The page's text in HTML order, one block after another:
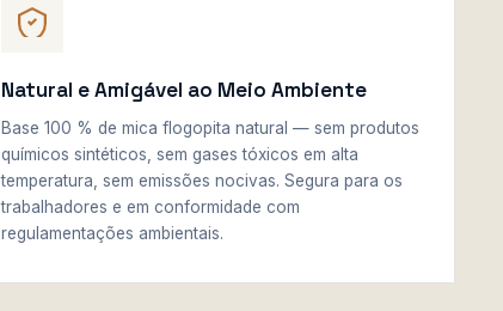
Natural e Amigável ao Meio Ambiente
Base 100 % de mica flogopita natural — sem produtos
químicos sintéticos, sem gases tóxicos em alta
temperatura, sem emissões nocivas. Segura para os
trabalhadores e em conformidade com
regulamentações ambientais.